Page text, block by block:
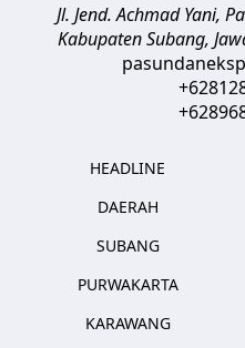
Jl. Jend. Achmad Yani,
Kabupaten Subang,
HEADLINE
DAERAH
SUBANG
PURWAKARTA
KARAWANG